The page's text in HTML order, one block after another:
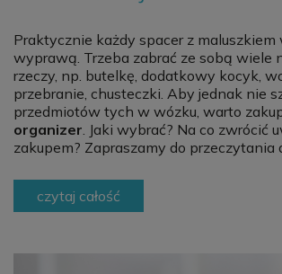
Praktycznie każdy spacer z
wyprawą. Trzeba zabrać ze sobą wiele
rzeczy, np. butelkę, dodatkowy kocyk,
przebranie, chusteczki. Aby jednak nie
przedmiotów tych w wózku, warto
organizer. Jaki wybrać? Na co zwrócić
zakupem? Zapraszamy do przeczytania
czytaj całość